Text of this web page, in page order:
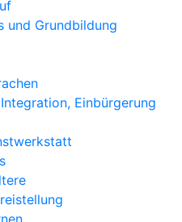
und Grundbildung
Einbürgerung